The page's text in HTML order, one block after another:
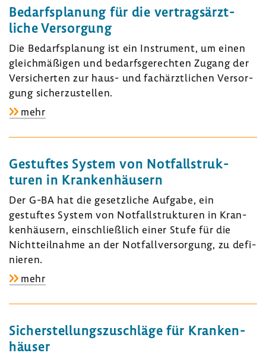
Bedarfs­pla­nung für die vertrags­ärzt­
liche Versor­gung
Die Bedarfs­pla­nung ist ein Instru­ment, um einen
gleich­mä­ßigen und bedarfs­ge­rechten Zugang der
Versi­cherten zur haus- und fach­ärzt­li­chen Versor­
gung sicher­zu­stellen.
mehrzu:
pla­
nung
für
die
vertrags­
ärzt­
liche
Versor­
Gestuftes System von Notfall­struk­
turen in Kran­ken­häu­sern
Der G-BA hat die gesetz­liche Aufgabe, ein
gestuftes System von Notfall­struk­turen in Kran­
ken­häu­sern, einschließ­lich einer Stufe für die
Nicht­teil­nahme an der Notfall­ver­sor­gung, zu defi­
nieren.
mehrzu:
System
Notfall­
struk­
Sicher­stel­lungs­zu­schläge für Kran­ken­
häuser